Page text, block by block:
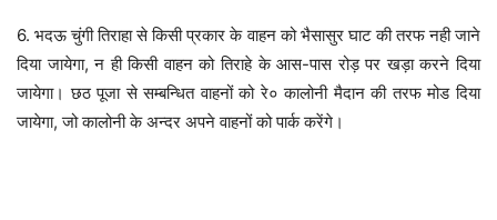
6. भदऊ चुंगी तिराहा से किसी प्रकार के वाहन को भैसासुर घाट की तरफ नही जाने
दिया जायेगा, न ही किसी वाहन को तिराहे के आस-पास रोड़ पर खड़ा करने दिया
जायेगा। छठ पूजा से सम्बन्धित वाहनों को रे० कालोनी मैदान की तरफ मोड दिया
जायेगा, जो कालोनी के अन्दर अपने वाहनों को पार्क करेंगे।